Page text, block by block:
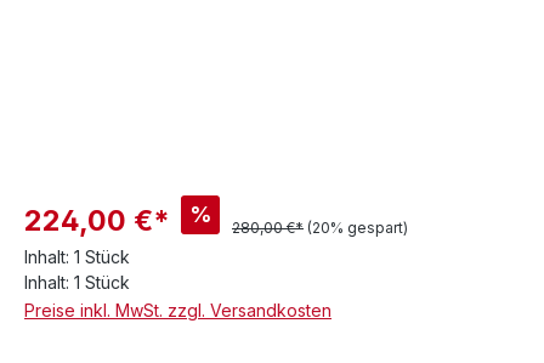
224,00 €* %
280,00 €* (20% gespart)
Inhalt: 1 Stück
Inhalt: 1 Stück
Preise inkl. MwSt. zzgl. Versandkosten